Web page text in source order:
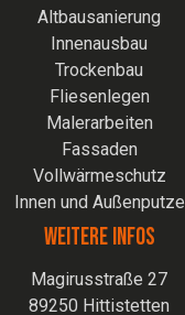
Altbausanierung
Innenausbau
Trockenbau
Fliesenlegen
Malerarbeiten
Fassaden
Vollwärmeschutz
Innen und Außenputze
WEITERE INFOS
Magirusstraße 27
89250 Hittistetten